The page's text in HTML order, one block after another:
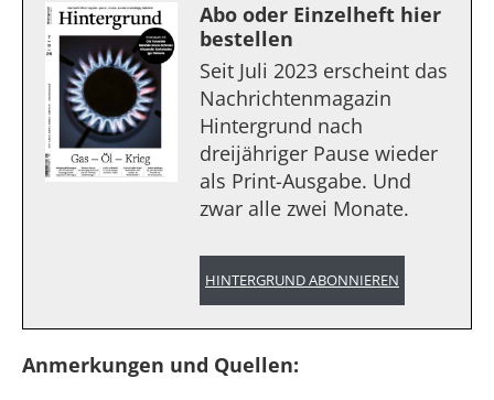
Abo oder Einzelheft hier
bestellen
Seit Juli 2023 erscheint das
Nachrichtenmagazin
Hintergrund nach
dreijähriger Pause wieder
als Print-Ausgabe. Und
zwar alle zwei Monate.
HINTERGRUND ABONNIEREN
Anmerkungen und Quellen: